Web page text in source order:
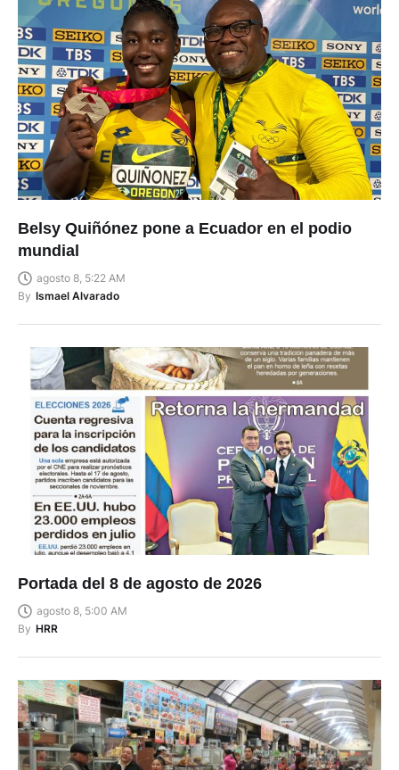
Belsy Quiñónez pone a Ecuador en el podio
mundial
agosto 8, 5:22 AM
By Ismael Alvarado
Portada del 8 de agosto de 2026
agosto 8, 5:00 AM
By HRR